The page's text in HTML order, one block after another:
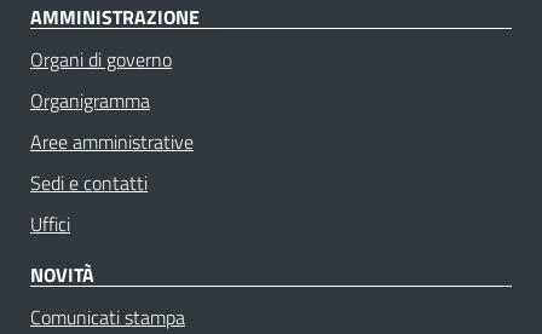
AMMINISTRAZIONE
Organi di governo
Organigramma
Aree amministrative
Sedi e contatti
Uffici
NOVITÀ
Comunicati stampa